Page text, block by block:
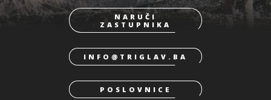
NARUČI
ZASTUPNIKA
INFO@TRIGLAV.BA
POSLOVNICE